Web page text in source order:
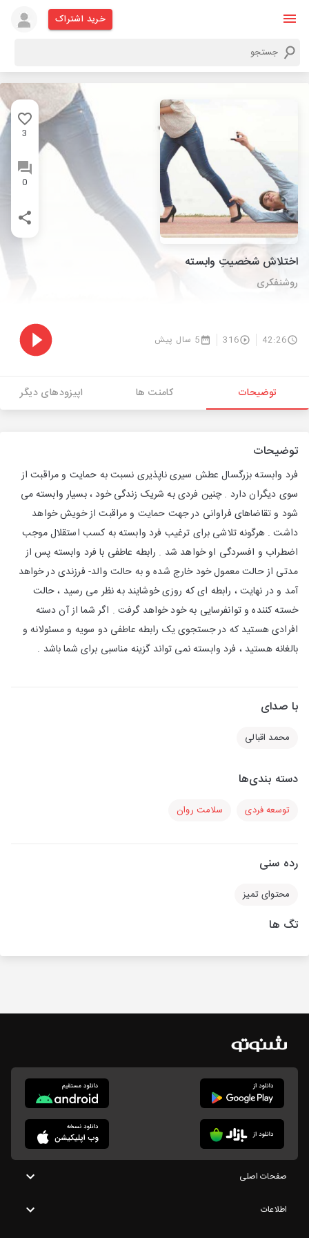
خرید اشتراک
3
0
اختلاش شخصیتِ وابسته
روشنفکری
42:26
316 5 سال پیش
توضیحات کامنت ها اپیزودهای دیگر
توضیحات
فرد وابسته بزرگسال عطش سیری ناپذیری نسبت به حمایت و مراقبت از
سوی دیگران دارد . چنین فردی به شریک زندگی خود ، بسیار وابسته می
شود و تقاضاهای فراوانی در جهت حمایت و مراقبت از خویش خواهد
داشت . هرگونه تلاشی برای ترغیب فرد وابسته به کسب استقلال موجب
اضطراب و افسردگی او خواهد شد . رابطه عاطفی با فرد وابسته پس از
مدتی از حالت معمول خود خارج شده و به حالت والد- فرزندی در خواهد
آمد و در نهایت ، رابطه ای که روزی خوشایند به نظر می رسید ، حالت
خسته کننده و توانفرسایی به خود خواهد گرفت . اگر شما از آن دسته
افرادی هستید که در جستجوی یک رابطه عاطفی دو سویه و مسئولانه و
بالغانه هستید ، فرد وابسته نمی تواند گزینه مناسبی برای شما باشد .
با صدای
محمد اقبالی
دسته بندی‌ها
توسعه فردی سلامت روان
رده سنی
محتوای تمیز
تگ ها
صفحات اصلی
اطلاعات